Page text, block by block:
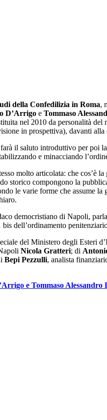
della Confedilizia in Roma,
D’Arrigo e Tommaso
nel 2010 da personalità
in prospettiva), davanti
il saluto introduttivo per poi
e minacciando
molto articolata: che
storico compongono la
le varie forme che assume
democristiano di Napoli,
dell’ordinamento
del Ministero degli Esteri
Nicola Gratteri; di
Bepi Pezzulli, analista
e Tommaso Alessandro